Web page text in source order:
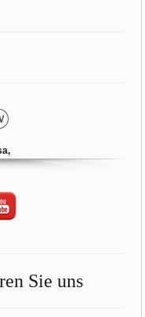
Sie uns